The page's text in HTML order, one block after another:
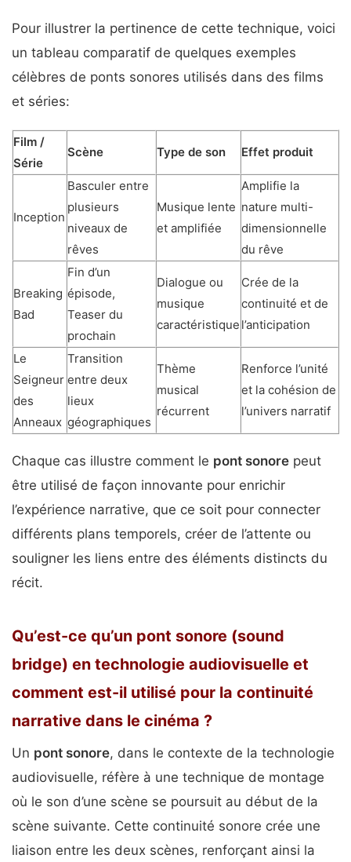
Pour illustrer la pertinence de cette technique, voici
un tableau comparatif de quelques exemples
célèbres de ponts sonores utilisés dans des films
et séries:
Film /
Série
Scène Type de son Effet produit
Inception
Basculer entre
plusieurs
niveaux de
rêves
Musique lente
et amplifiée
Amplifie la
nature multi-
dimensionnelle
du rêve
Breaking
Bad
Fin d’un
épisode,
Teaser du
prochain
Dialogue ou
musique
caractéristique
Crée de la
continuité et de
l’anticipation
Le
Seigneur
des
Anneaux
Transition
entre deux
lieux
géographiques
Thème
musical
récurrent
Renforce l’unité
et la cohésion de
l’univers narratif
Chaque cas illustre comment le pont sonore peut
être utilisé de façon innovante pour enrichir
l’expérience narrative, que ce soit pour connecter
différents plans temporels, créer de l’attente ou
souligner les liens entre des éléments distincts du
récit.
Qu’est-ce qu’un pont sonore (sound
bridge) en technologie audiovisuelle et
comment est-il utilisé pour la continuité
narrative dans le cinéma ?
Un pont sonore, dans le contexte de la technologie
audiovisuelle, réfère à une technique de montage
où le son d’une scène se poursuit au début de la
scène suivante. Cette continuité sonore crée une
liaison entre les deux scènes, renforçant ainsi la